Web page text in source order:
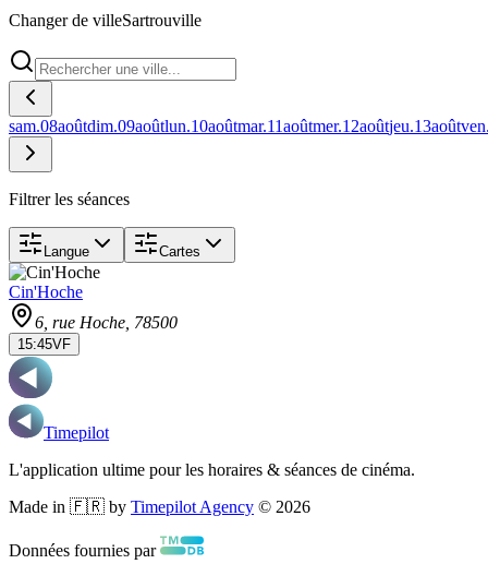
Changer de villeSartrouville
sam.08aoûtdim.09aoûtlun.10aoûtmar.11aoûtmer.12aoûtjeu.13août
Filtrer les séances
Langue Cartes
Cin'Hoche
6, rue Hoche , 78500
15:45VF
Timepilot
L'application ultime pour les horaires & séances de cinéma.
Made in 🇫🇷 by Timepilot Agency © 2026
Données fournies par